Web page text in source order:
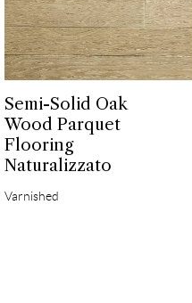
Semi-Solid Oak
Wood Parquet
Flooring
Naturalizzato
Varnished